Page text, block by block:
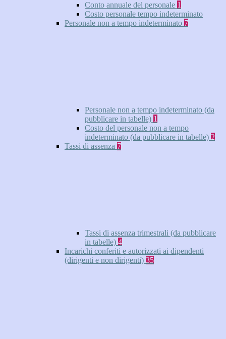
Conto annuale del personale 1
Costo personale tempo indeterminato
Personale non a tempo indeterminato 7
Personale non a tempo indeterminato (da
pubblicare in tabelle) 1
Costo del personale non a tempo
indeterminato (da pubblicare in tabelle) 2
Tassi di assenza 7
Tassi di assenza trimestrali (da pubblicare
in tabelle) 4
Incarichi conferiti e autorizzati ai dipendenti
(dirigenti e non dirigenti) 35